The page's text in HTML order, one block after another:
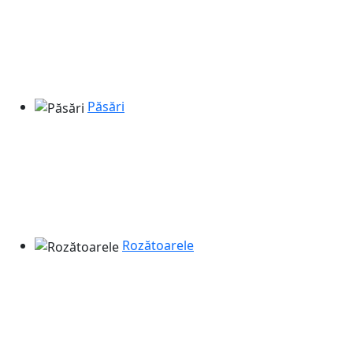
Păsări
Rozătoarele